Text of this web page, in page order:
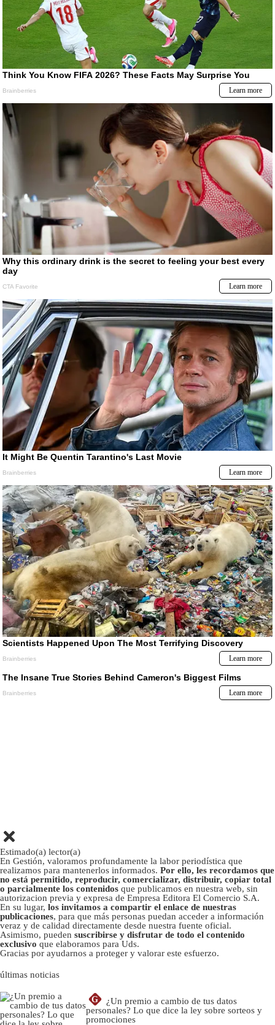
Estimado(a) lector(a)
En Gestión, valoramos profundamente la labor periodística que
realizamos para mantenerlos informados. Por ello, les recordamos que
no está permitido, reproducir, comercializar, distribuir, copiar total
o parcialmente los contenidos que publicamos en nuestra web, sin
autorizacion previa y expresa de Empresa Editora El Comercio S.A.
En su lugar, los invitamos a compartir el enlace de nuestras
publicaciones, para que más personas puedan acceder a información
veraz y de calidad directamente desde nuestra fuente oficial.
Asimismo, pueden suscribirse y disfrutar de todo el contenido
exclusivo que elaboramos para Uds.
Gracias por ayudarnos a proteger y valorar este esfuerzo.
últimas noticias
G
¿Un premio a cambio de tus datos
personales? Lo que dice la ley sobre sorteos y
promociones